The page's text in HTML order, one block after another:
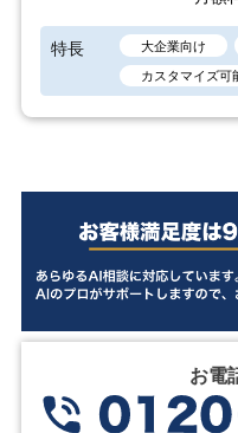
特長 大企業向け
カスタマイズ可
お電